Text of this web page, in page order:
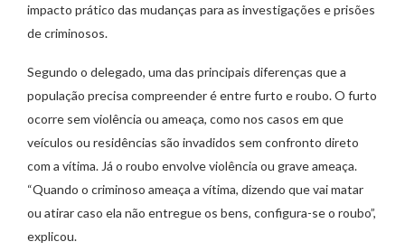
impacto prático das mudanças para as investigações e prisões
de criminosos.
Segundo o delegado, uma das principais diferenças que a
população precisa compreender é entre furto e roubo. O furto
ocorre sem violência ou ameaça, como nos casos em que
veículos ou residências são invadidos sem confronto direto
com a vítima. Já o roubo envolve violência ou grave ameaça.
“Quando o criminoso ameaça a vítima, dizendo que vai matar
ou atirar caso ela não entregue os bens, configura-se o roubo”,
explicou.